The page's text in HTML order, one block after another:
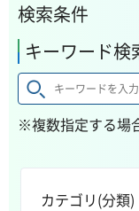
検索条件
キーワード検
※複数指定する場
カテゴリ(分類)